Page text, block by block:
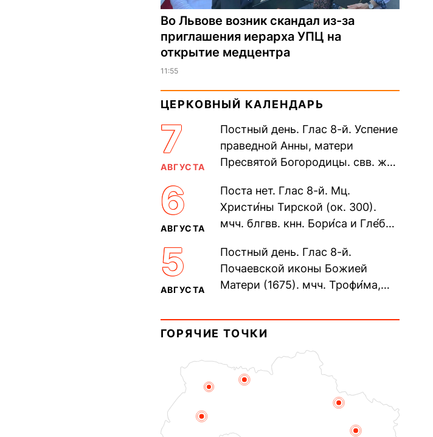
Во Львове возник скандал из-за
приглашения иерарха УПЦ на
открытие медцентра
11:55
ЦЕРКОВНЫЙ КАЛЕНДАРЬ
7
АВГУСТА
Постный день. Глас 8-й. Успение
праведной Анны, матери
Пресвятой Богородицы. свв. жен
прп. Евпракси́и девы,...
6
АВГУСТА
Поста нет. Глас 8-й. Мц.
Христи́ны Тирской (ок. 300).
мчч. блгвв. кнн. Бори́са и Гле́ба,
Дави́да (1015). Прп....
5
АВГУСТА
Постный день. Глас 8-й.
Почаевской иконы Божией
Матери (1675). мчч. Трофи́ма,
мучеников (284–305). прав.
воина Фео́дора...
ГОРЯЧИЕ ТОЧКИ